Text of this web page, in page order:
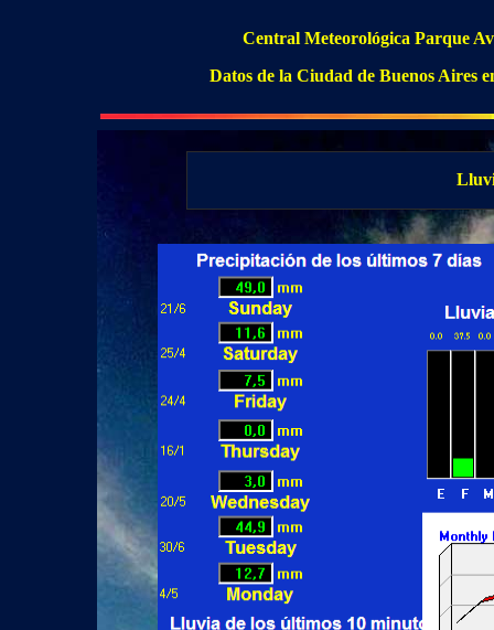
Central Meteorológica Parque
Datos de la Ciudad de Buenos Aires